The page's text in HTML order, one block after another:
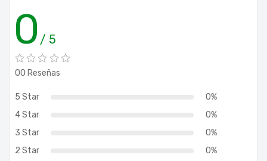
0 / 5
00 Reseñas
5 Star
0%
4 Star
0%
3 Star
0%
2 Star
0%